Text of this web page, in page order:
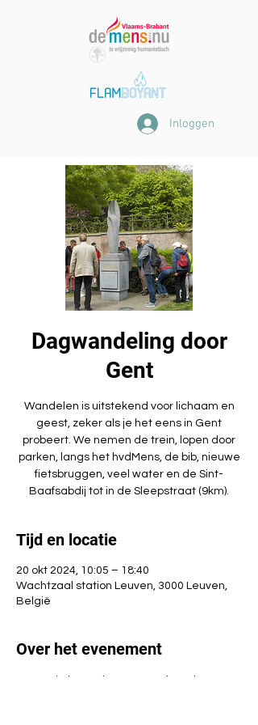
Inloggen
Dagwandeling door
Gent
Wandelen is uitstekend voor lichaam en
geest, zeker als je het eens in Gent
probeert. We nemen de trein, lopen door
parken, langs het hvdMens, de bib, nieuwe
fietsbruggen, veel water en de Sint-
Baafsabdij tot in de Sleepstraat (9km).
Tijd en locatie
20 okt 2024, 10:05 – 18:40
Wachtzaal station Leuven, 3000 Leuven,
België
Over het evenement